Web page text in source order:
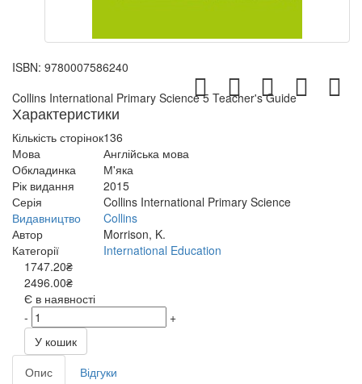
ISBN: 9780007586240
Collins International Primary Science 5 Teacher's Guide
Характеристики
Кількість сторінок136
Мова
Англійська мова
Обкладинка
М'яка
Рік видання
2015
Серія
Collins International Primary Science
Видавництво
Collins
Автор
Morrison, K.
Категорії
International Education
1747.20₴
2496.00₴
Є в наявності
-
+
У кошик
Опис
Відгуки